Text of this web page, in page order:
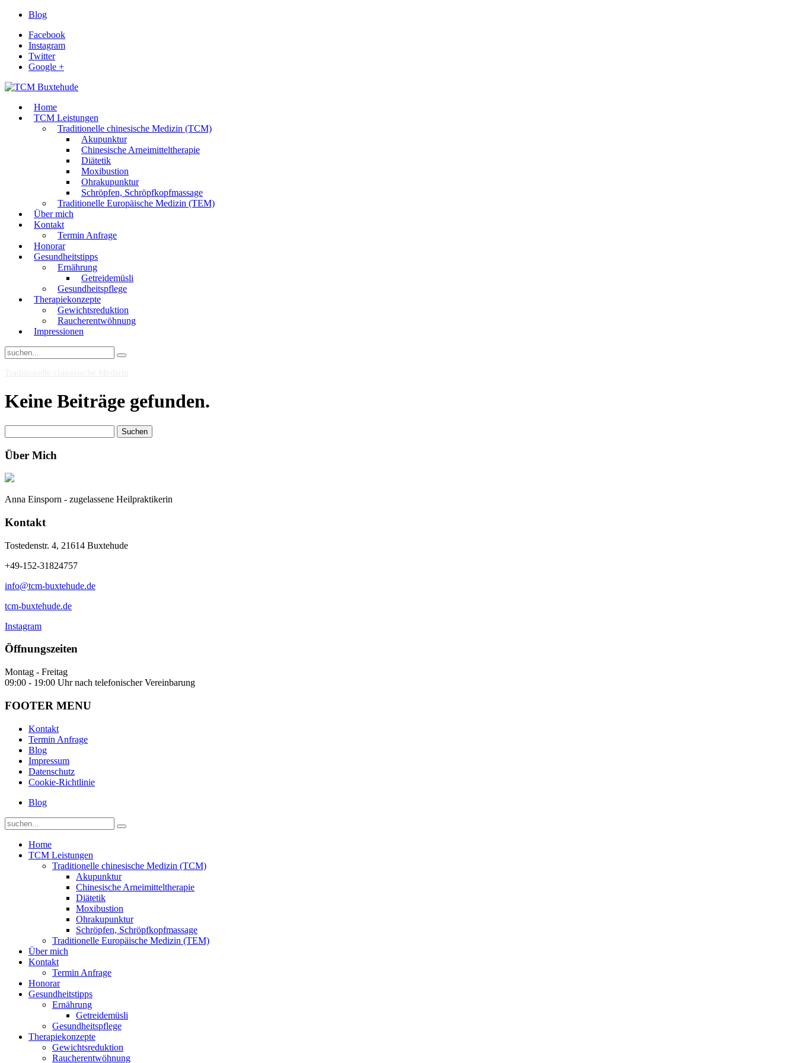
Blog
Facebook
Instagram
Twitter
Google +
Home
TCM Leistungen
Traditionelle chinesische Medizin (TCM)
Akupunktur
Chinesische Arneimitteltherapie
Diätetik
Moxibustion
Ohrakupunktur
Schröpfen, Schröpfkopfmassage
Traditionelle Europäische Medizin (TEM)
Über mich
Kontakt
Termin Anfrage
Honorar
Gesundheitstipps
Ernährung
Getreidemüsli
Gesundheitspflege
Therapiekonzepte
Gewichtsreduktion
Raucherentwöhnung
Impressionen
Keine Beiträge gefunden.
nach:
Über Mich
Anna Einsporn - zugelassene Heilpraktikerin
Kontakt
Tostedenstr. 4, 21614 Buxtehude
+49-152-31824757
info@tcm-buxtehude.de
tcm-buxtehude.de
Instagram
Öffnungszeiten
Montag - Freitag
09:00 - 19:00 Uhr nach telefonischer Vereinbarung
FOOTER MENU
Kontakt
Termin Anfrage
Blog
Impressum
Datenschutz
Cookie-Richtlinie
Blog
Home
TCM Leistungen
Traditionelle chinesische Medizin (TCM)
Akupunktur
Chinesische Arneimitteltherapie
Diätetik
Moxibustion
Ohrakupunktur
Schröpfen, Schröpfkopfmassage
Traditionelle Europäische Medizin (TEM)
Über mich
Kontakt
Termin Anfrage
Honorar
Gesundheitstipps
Ernährung
Getreidemüsli
Gesundheitspflege
Therapiekonzepte
Gewichtsreduktion
Raucherentwöhnung